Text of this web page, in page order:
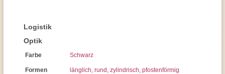
Logistik
Optik
Farbe Schwarz
Formen länglich, rund , zylindrisch, pfostenförmig